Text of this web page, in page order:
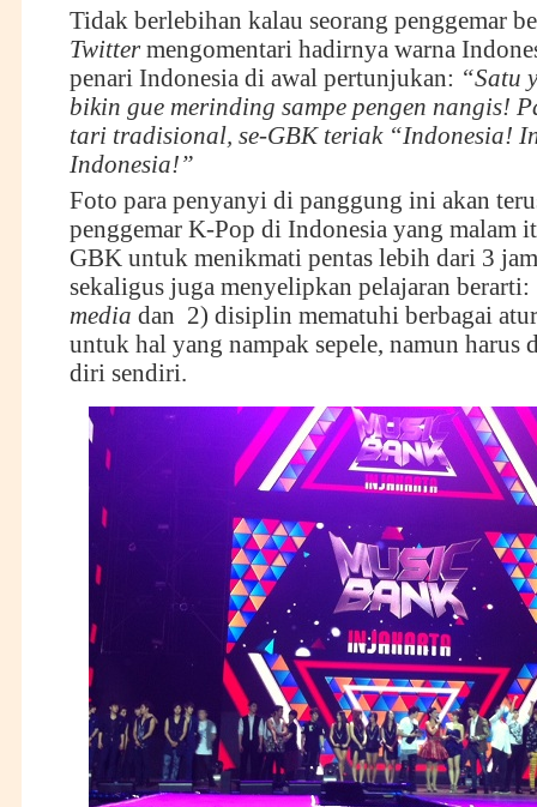
Tidak berlebihan kalau seorang penggemar
Twittermengomentari hadirnya warna
penari Indonesia di awal pertunjukan: “Satu
bikin gue merinding sampe pengen nangis!
tari tradisional, se-GBK teriak “Indonesia!
Indonesia!”
Foto para penyanyi di panggung ini akan
penggemar K-Pop di Indonesia yang malam
GBK untuk menikmati pentas lebih dari 3
sekaligus juga menyelipkan pelajaran
media dan 2) disiplin mematuhi berbagai
untuk hal yang nampak sepele, namun harus
diri sendiri.